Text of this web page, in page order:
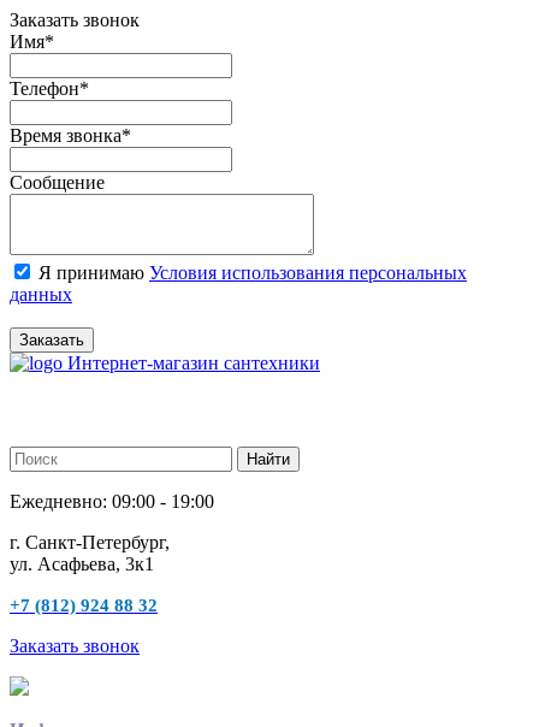
Заказать звонок
Имя*
Телефон*
Время звонка*
Сообщение
Я принимаю Условия использования персональных
данных
Заказать
Интернет-магазин сантехники
Ежедневно: 09:00 - 19:00
г. Санкт-Петербург,
ул. Асафьева, 3к1
+7 (812) 924 88 32
Заказать звонок